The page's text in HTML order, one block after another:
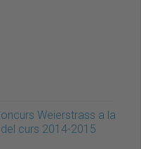
Weierstrass a la
curs 2014-2015